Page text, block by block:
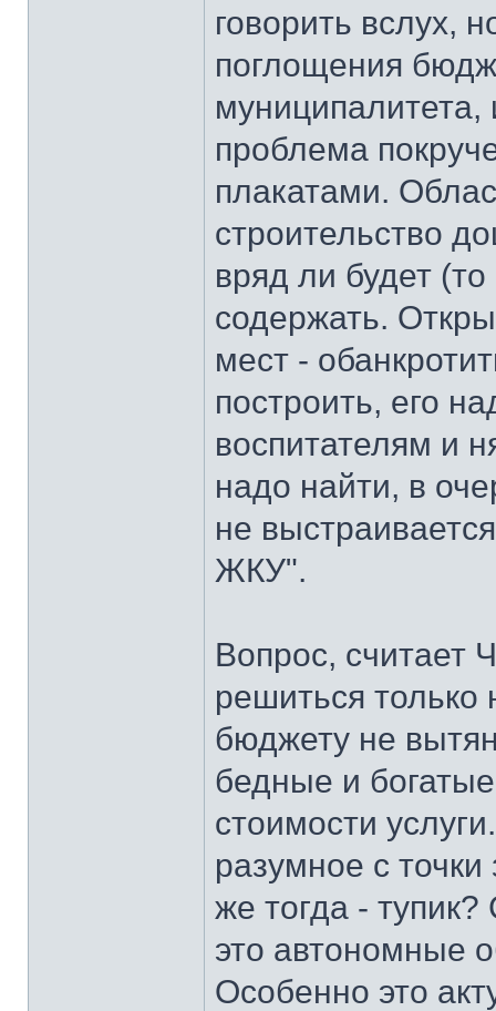
говорить вслух,
поглощения
муниципалитета,
проблема
плакатами.
строительство
вряд ли будет
содержать.
мест -
построить, его
воспитателям и
надо найти, в
не
ЖКУ".
Вопрос, считает
решиться
бюджету не
бедные и
стоимости
разумное с
же тогда -
это автономные
Особенно это